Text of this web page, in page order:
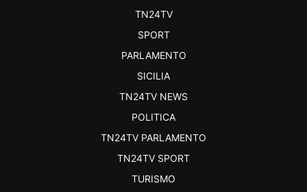
TN24TV
SPORT
PARLAMENTO
SICILIA
TN24TV NEWS
POLITICA
TN24TV PARLAMENTO
TN24TV SPORT
TURISMO